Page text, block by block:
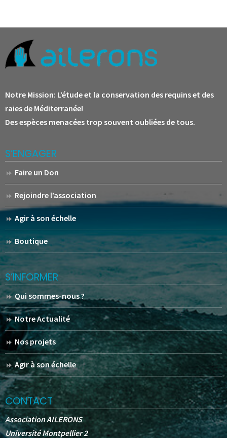
Notre Mission: L’étude et la conservation des requins et des
raies de Méditerranée!
Des espèces menacées trop souvent oubliées de tous.
S’ENGAGER
Faire un Don
Rejoindre l’association
Agir à son échelle
Boutique
S’INFORMER
Qui sommes-nous ?
Notre Actualité
Nos projets
Agir à son échelle
CONTACT
Association AILERONS
Université Montpellier 2